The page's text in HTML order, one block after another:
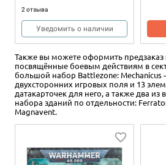
2 отзыва
Уведомить о наличии
2+ 60+ 12+ Eng
Также вы можете оформить
посвящённые боевым действиям в
большой набор Battlezone: Mechanicus
двухсторонних игровых поля и 13
датакарточек для него, а также два из
набора зданий по отдельности:
Magnavent.